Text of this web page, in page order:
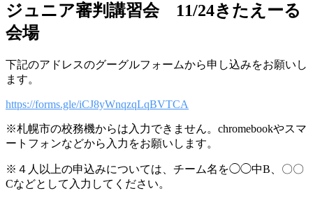
ジュニア審判講習会 11/24きたえーる
会場
ジ
ュ
ニ
ア
審
判
下記のアドレスのグーグルフォームから申し込みをお願いし
ます。
https://forms.gle/iCJ8yWnqzqLqBVTCA
※札幌市の校務機からは入力できません。chromebookやスマ
ートフォンなどから入力をお願いします。
※４人以上の申込みについては、チーム名を◯◯中B、〇〇
Cなどとして入力してください。